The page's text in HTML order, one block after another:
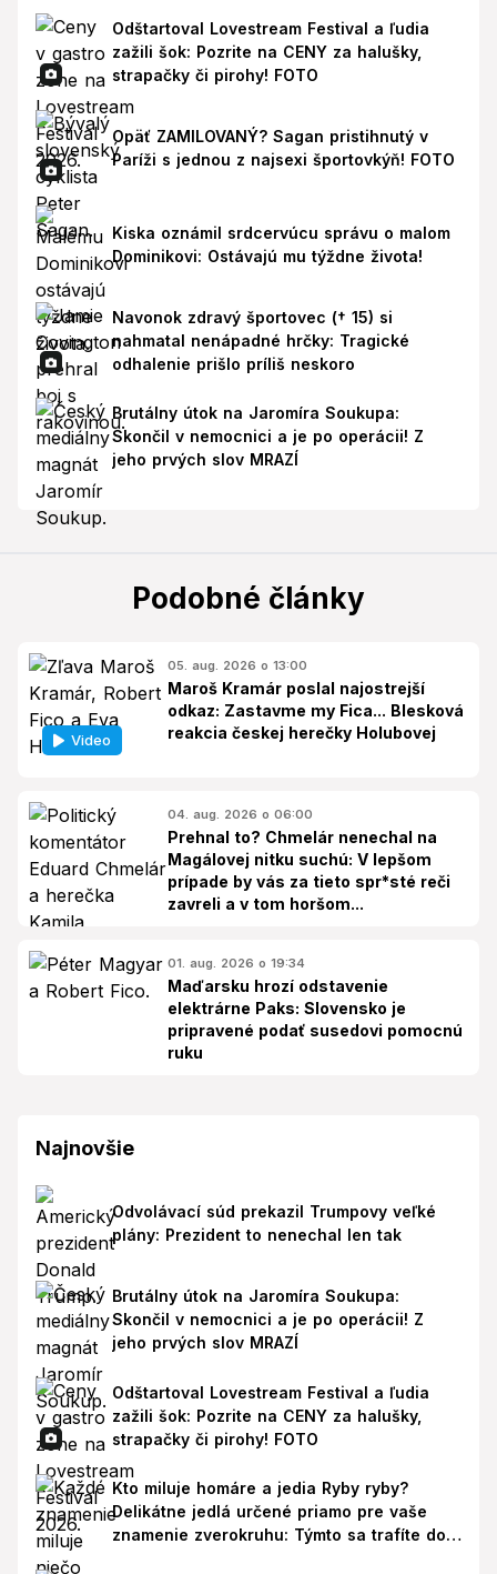
Odštartoval Lovestream Festival a ľudia
zažili šok: Pozrite na CENY za halušky,
strapačky či pirohy! FOTO
Opäť ZAMILOVANÝ? Sagan pristihnutý v
Paríži s jednou z najsexi športovkýň! FOTO
Kiska oznámil srdcervúcu správu o malom
Dominikovi: Ostávajú mu týždne života!
Navonok zdravý športovec († 15) si
nahmatal nenápadné hrčky: Tragické
odhalenie prišlo príliš neskoro
Brutálny útok na Jaromíra Soukupa:
Skončil v nemocnici a je po operácii! Z
jeho prvých slov MRAZÍ
Podobné články
Video
05. aug. 2026 o 13:00
Maroš Kramár poslal najostrejší
odkaz: Zastavme my Fica... Blesková
reakcia českej herečky Holubovej
04. aug. 2026 o 06:00
Prehnal to? Chmelár nenechal na
Magálovej nitku suchú: V lepšom
prípade by vás za tieto spr*sté reči
zavreli a v tom horšom...
01. aug. 2026 o 19:34
Maďarsku hrozí odstavenie
elektrárne Paks: Slovensko je
pripravené podať susedovi pomocnú
ruku
Najnovšie
Odvolávací súd prekazil Trumpovy veľké
plány: Prezident to nenechal len tak
Brutálny útok na Jaromíra Soukupa:
Skončil v nemocnici a je po operácii! Z
jeho prvých slov MRAZÍ
Odštartoval Lovestream Festival a ľudia
zažili šok: Pozrite na CENY za halušky,
strapačky či pirohy! FOTO
Kto miluje homáre a jedia Ryby ryby?
Delikátne jedlá určené priamo pre vaše
znamenie zverokruhu: Týmto sa trafíte do